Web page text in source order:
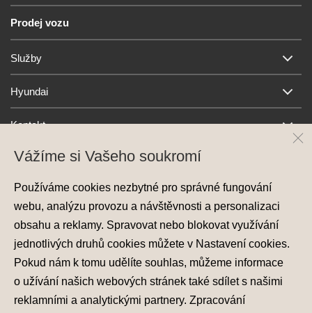
Prodej vozu
Služby
Hyundai
Kontakt
Ochrana osobních údajů
Nastavení cookies
Vážíme si Vašeho soukromí
Používáme cookies nezbytné pro správné fungování
webu, analýzu provozu a návštěvnosti a personalizaci
obsahu a reklamy. Spravovat nebo blokovat využívání
jednotlivých druhů cookies můžete v Nastavení cookies.
Pokud nám k tomu udělíte souhlas, můžeme informace
o užívání našich webových stránek také sdílet s našimi
reklamními a analytickými partnery. Zpracování